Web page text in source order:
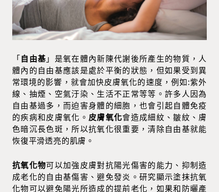
「自由基」是氧在體內新陳代謝後所產生的物質，人
體內的自由基應該是處於平衡的狀態，但如果受到異
常環境的影響，就會加快皮膚氧化的速度，例如:紫外
線、抽煙、空氣汙染、生活不正常等等。許多人因為
自由基過多，而迫害身體的細胞，也會引起自體免疫
的疾病和皮膚氧化。 皮膚氧化會造成細紋、皺紋、膚
色暗沉長色斑，所以抗氧化很重要，清除自由基就能
恢復平滑透亮的肌膚。
抗氧化物可以加強皮膚對抗陽光傷害的能力、抑制造
成老化的自由基傷害、避免發炎。研究顯示塗抹抗氧
化物可以避免陽光所造成的提前老化，如果和防曬產